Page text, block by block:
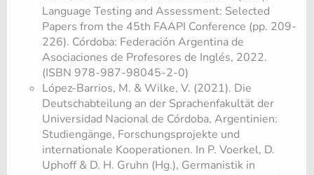
Language Testing and Assessment: Selected
Papers from the 45th FAAPI Conference (pp. 209-
226). Córdoba: Federación Argentina de
Asociaciones de Profesores de Inglés, 2022.
(ISBN 978-987-98045-2-0)
López-Barrios, M. & Wilke, V. (2021). Die
Deutschabteilung an der Sprachenfakultät der
Universidad Nacional de Córdoba, Argentinien:
Studiengänge, Forschungsprojekte und
internationale Kooperationen. In P. Voerkel, D.
Uphoff & D. H. Gruhn (Hg.), Germanistik in